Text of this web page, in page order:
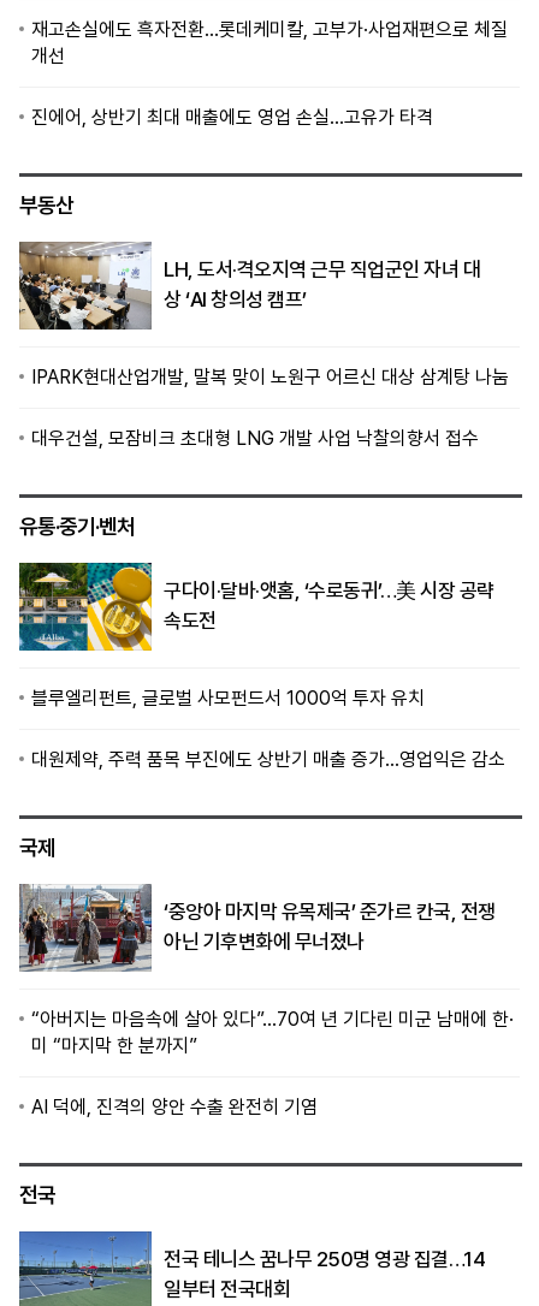
재고손실에도 흑자전환…롯데케미칼, 고부가·사업재편으로 체질
개선
진에어, 상반기 최대 매출에도 영업 손실…고유가 타격
부동산
LH, 도서·격오지역 근무 직업군인 자녀 대
상 ‘AI 창의성 캠프’
IPARK현대산업개발, 말복 맞이 노원구 어르신 대상 삼계탕 나눔
대우건설, 모잠비크 초대형 LNG 개발 사업 낙찰의향서 접수
유통·중기·벤처
구다이·달바·앳홈, ‘수로동귀’…美 시장 공략
속도전
블루엘리펀트, 글로벌 사모펀드서 1000억 투자 유치
대원제약, 주력 품목 부진에도 상반기 매출 증가…영업익은 감소
국제
‘중앙아 마지막 유목제국’ 준가르 칸국, 전쟁
아닌 기후변화에 무너졌나
“아버지는 마음속에 살아 있다”…70여 년 기다린 미군 남매에 한·
미 “마지막 한 분까지”
AI 덕에, 진격의 양안 수출 완전히 기염
전국
전국 테니스 꿈나무 250명 영광 집결…14
일부터 전국대회